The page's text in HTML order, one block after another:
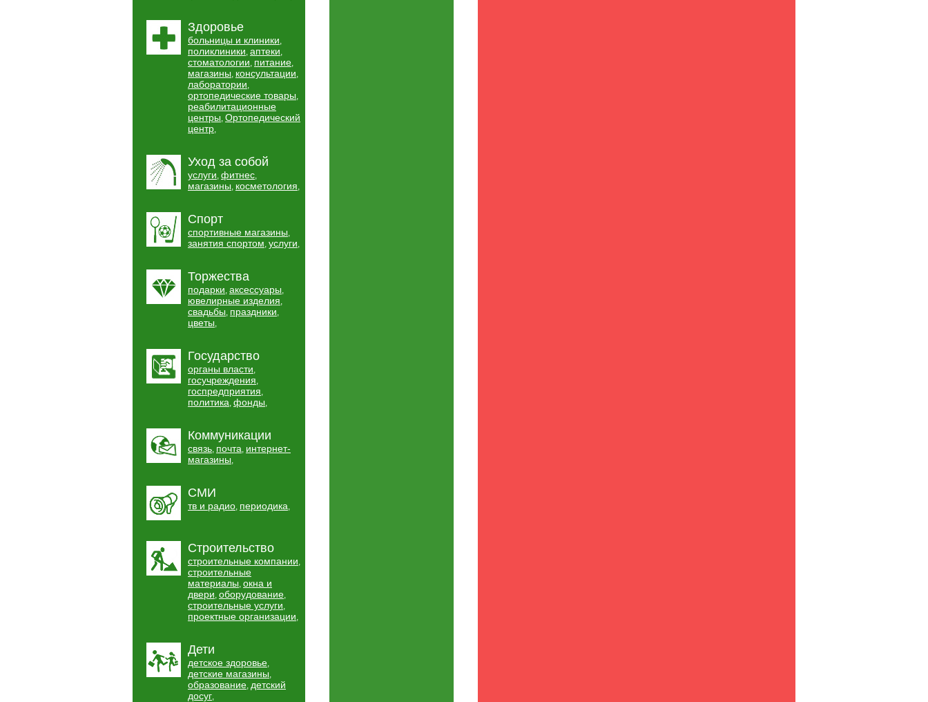
Здоровье
больницы и клиники,
поликлиники, аптеки,
стоматологии, питание,
магазины, консультации,
лаборатории,
ортопедические товары,
реабилитационные
центры, Ортопедический
центр,
Уход за собой
услуги, фитнес,
магазины, косметология,
Спорт
спортивные магазины,
занятия спортом, услуги,
Торжества
подарки, аксессуары,
ювелирные изделия,
свадьбы, праздники,
цветы,
Государство
органы власти,
госучреждения,
госпредприятия,
политика, фонды,
Коммуникации
связь, почта, интернет-
магазины,
СМИ
тв и радио, периодика,
Строительство
строительные компании,
строительные
материалы, окна и
двери, оборудование,
строительные услуги,
проектные организации,
Дети
детское здоровье,
детские магазины,
образование, детский
досуг,